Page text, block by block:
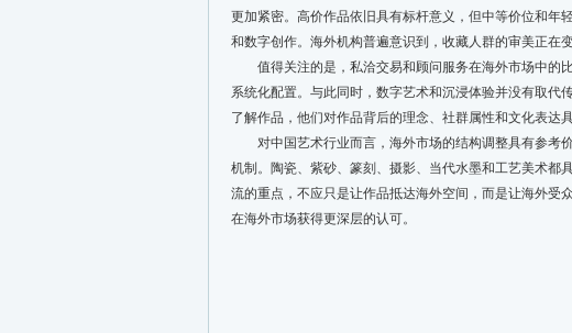
更加紧密。高价作品依旧具有标杆意义，但中等价位和年
和数字创作。海外机构普遍意识到，收藏人群的审美正在
值得关注的是，私洽交易和顾问服务在海外市场中的比
系统化配置。与此同时，数字艺术和沉浸体验并没有取代
了解作品，他们对作品背后的理念、社群属性和文化表达
对中国艺术行业而言，海外市场的结构调整具有参考价
机制。陶瓷、紫砂、篆刻、摄影、当代水墨和工艺美术都
流的重点，不应只是让作品抵达海外空间，而是让海外受
在海外市场获得更深层的认可。